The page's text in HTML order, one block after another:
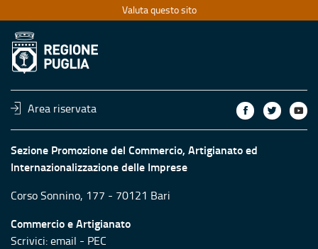
Valuta questo sito
Area riservata
Sezione Promozione del Commercio, Artigianato ed
Internazionalizzazione delle Imprese
Corso Sonnino, 177 - 70121 Bari
Commercio e Artigianato
Scrivici:email - PEC